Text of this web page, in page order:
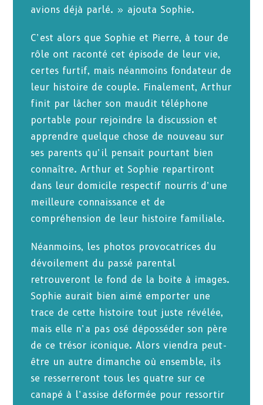
avions déjà parlé. » ajouta Sophie.
C’est alors que Sophie et Pierre, à tour de
rôle ont raconté cet épisode de leur vie,
certes furtif, mais néanmoins fondateur de
leur histoire de couple. Finalement, Arthur
finit par lâcher son maudit téléphone
portable pour rejoindre la discussion et
apprendre quelque chose de nouveau sur
ses parents qu’il pensait pourtant bien
connaître. Arthur et Sophie repartiront
dans leur domicile respectif nourris d’une
meilleure connaissance et de
compréhension de leur histoire familiale.
Néanmoins, les photos provocatrices du
dévoilement du passé parental
retrouveront le fond de la boite à images.
Sophie aurait bien aimé emporter une
trace de cette histoire tout juste révélée,
mais elle n’a pas osé déposséder son père
de ce trésor iconique. Alors viendra peut-
être un autre dimanche où ensemble, ils
se resserreront tous les quatre sur ce
canapé à l’assise déformée pour ressortir